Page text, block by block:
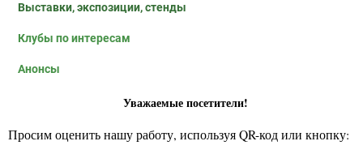
Выставки, экспозиции, стенды
Клубы по интересам
Анонсы
Уважаемые посетители!
Просим оценить нашу работу, используя QR-код или кнопку: